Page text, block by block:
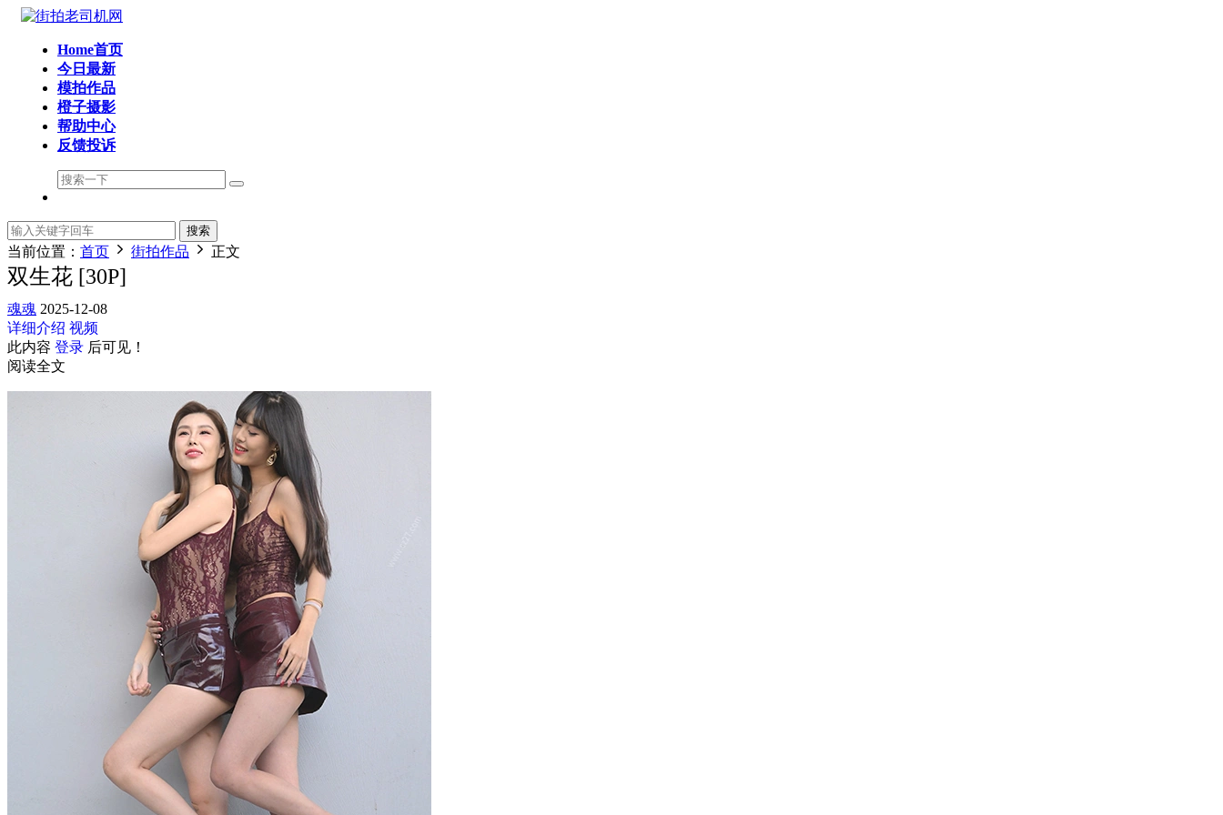
Home首页
今日最新
模拍作品
橙子摄影
帮助中心
反馈投诉
搜索
当前位置： 首页 街拍作品 正文
双生花 [30P]
魂魂 2025-12-08
详细介绍 视频
此内容 登录 后可见！
阅读全文